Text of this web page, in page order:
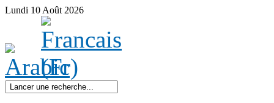
Lundi 10 Août 2026